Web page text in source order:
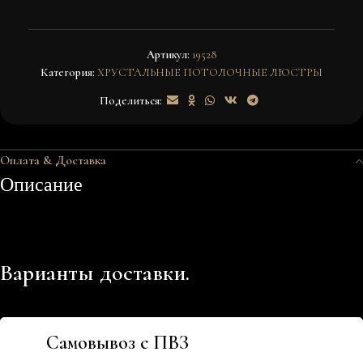
Артикул: 19528
Категория: ХРУСТАЛЬНЫЕ ПОТОЛОЧНЫЕ ЛЮСТРЫ
Поделиться:
Оплата & Доставка
Описание
Варианты доставки.
Самовывоз с ПВЗ